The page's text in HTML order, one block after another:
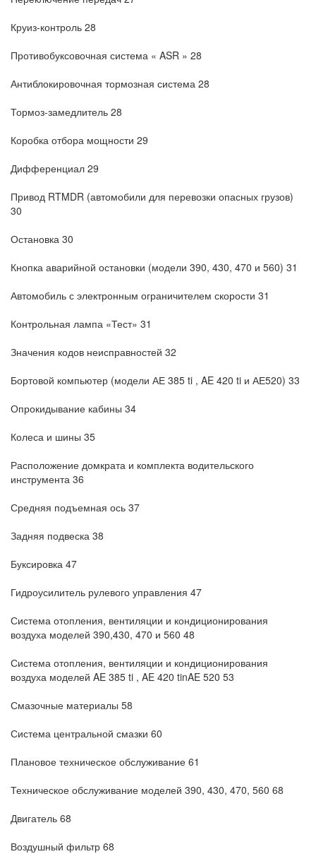
Круиз-контроль 28
Противобуксовочная система « ASR » 28
Антиблокировочная тормозная система 28
Тормоз-замедлитель 28
Коробка отбора мощности 29
Дифференциал 29
Привод RTMDR (автомобили для перевозки опасных грузов)
30
Остановка 30
Кнопка аварийной остановки (модели 390, 430, 470 и 560) 31
Автомобиль с электронным ограничителем скорости 31
Контрольная лампа «Тест» 31
Значения кодов неисправностей 32
Бортовой компьютер (модели АЕ 385 ti , AE 420 ti и АЕ520) 33
Опрокидывание кабины 34
Колеса и шины 35
Расположение домкрата и комплекта водительского
инструмента 36
Средняя подъемная ось 37
Задняя подвеска 38
Буксировка 47
Гидроусилитель рулевого управления 47
Система отопления, вентиляции и кондиционирования
воздуха моделей 390,430, 470 и 560 48
Система отопления, вентиляции и кондиционирования
воздуха моделей AE 385 ti , AE 420 tinAE 520 53
Смазочные материалы 58
Система центральной смазки 60
Плановое техническое обслуживание 61
Техническое обслуживание моделей 390, 430, 470, 560 68
Двигатель 68
Воздушный фильтр 68